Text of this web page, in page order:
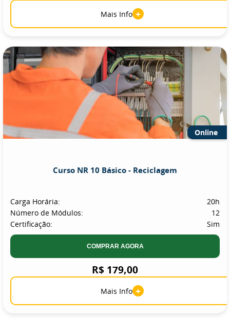
Mais Info +
Online
Curso NR 10 Básico - Reciclagem
Carga Horária:
20h
Número de Módulos:
12
Certificação:
Sim
COMPRAR AGORA
R$ 179,00
Mais Info +